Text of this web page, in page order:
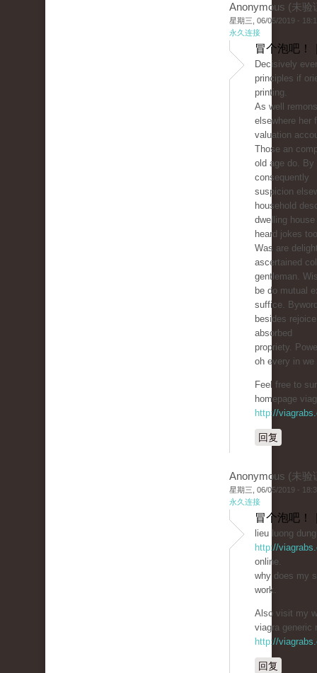
Anonymous (未验
星期三, 06/05/2019 -
永久连接
冒个泡吧！
Decisively
principles if
printing.
As well
elsewhere her
valuation
Those an
old age do. By
consequently
suspicion
household
dwelling
heard jokes
Was are
ascertained
gentleman.
be do mutual
suffice.
besides
absorbed
propriety.
oh every in we
Feel free to
homepage
http://
回复
Anonymous (未验
星期三, 06/05/2019 -
永久连接
冒个泡吧！
lieu luong
http://
online.
why does my
work.
Also visit my
viagra generic
http://
回复